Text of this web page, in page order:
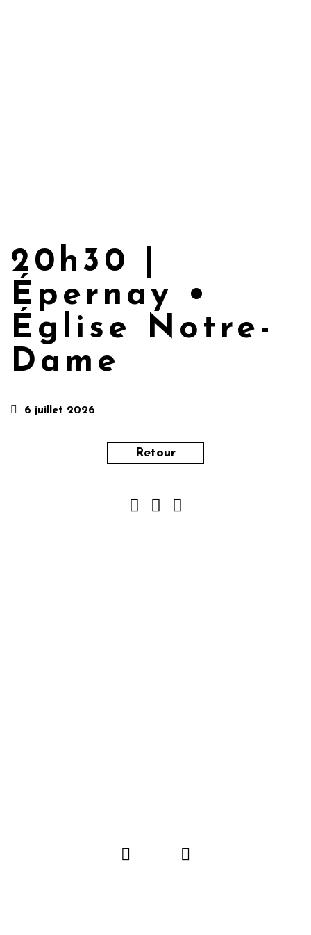
20h30 |
Épernay •
Église Notre-
Dame
6 juillet 2026
Retour